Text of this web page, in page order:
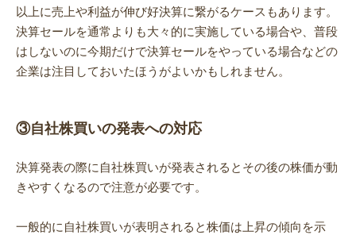
以上に売上や利益が伸び好決算に繋がるケースもあります。
決算セールを通常よりも大々的に実施している場合や、普段
はしないのに今期だけで決算セールをやっている場合などの
企業は注目しておいたほうがよいかもしれません。
③自社株買いの発表への対応
決算発表の際に自社株買いが発表されるとその後の株価が動
きやすくなるので注意が必要です。
一般的に自社株買いが表明されると株価は上昇の傾向を示